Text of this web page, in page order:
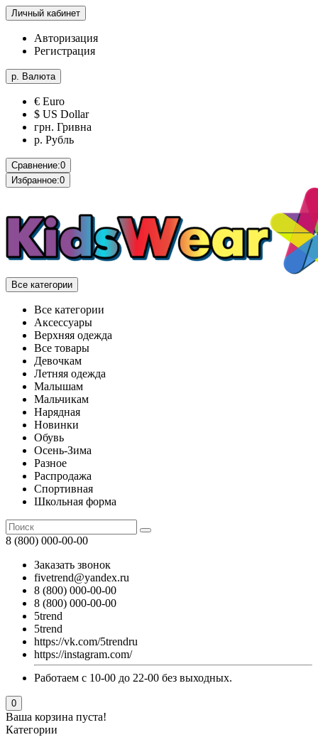
Личный кабинет
Авторизация
Регистрация
р. Валюта
€ Euro
$ US Dollar
грн. Гривна
р. Рубль
Сравнение:0
Избранное:0
Все категории
Все категории
Аксессуары
Верхняя одежда
Все товары
Девочкам
Летняя одежда
Малышам
Мальчикам
Нарядная
Новинки
Обувь
Осень-Зима
Разное
Распродажа
Спортивная
Школьная форма
8 (800) 000-00-00
Заказать звонок
fivetrend@yandex.ru
8 (800) 000-00-00
8 (800) 000-00-00
5trend
5trend
https://vk.com/5trendru
https://instagram.com/
Работаем с 10-00 до 22-00 без выходных.
0
Ваша корзина пуста!
Категории